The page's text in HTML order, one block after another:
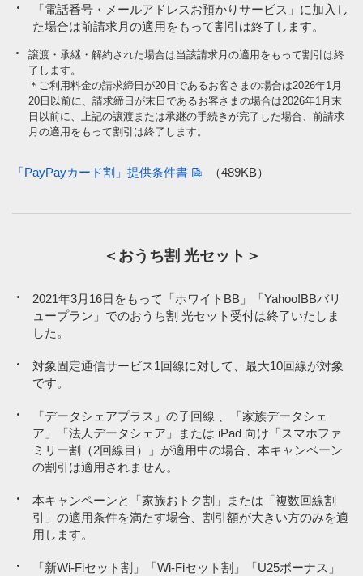
「電話番号・メールアドレスお預かりサービス」に加入し
た場合は前請求月の適用をもって割引は終了します。
譲渡・承継・解約された場合は当該請求月の適用をもって割引は終
了します。
＊ご利用料金の請求締日が20日であるお客さまの場合は2026年1月
20日以前に、請求締日が末日であるお客さまの場合は2026年1月末
日以前に、上記の譲渡または承継の手続きが完了した場合、前請求
月の適用をもって割引は終了します。
「PayPayカード割」提供条件書 （489KB）
＜おうち割 光セット＞
2021年3月16日をもって「ホワイトBB」「Yahoo!BBバリ
ュープラン」でのおうち割 光セット受付は終了いたしま
した。
対象固定通信サービス1回線に対して、最大10回線が対象
です。
「データシェアプラス」の子回線 、「家族データシェ
ア」「法人データシェア」または iPad 向け「スマホファ
ミリー割（2回線目）」が適用中の場合、本キャンペーン
の割引は適用されません。
本キャンペーンと「家族おトク割」または「複数回線割
引」の適用条件を満たす場合、割引額が大きい方のみを適
用します。
「新Wi-Fiセット割」「Wi-Fiセット割」「U25ボーナス」